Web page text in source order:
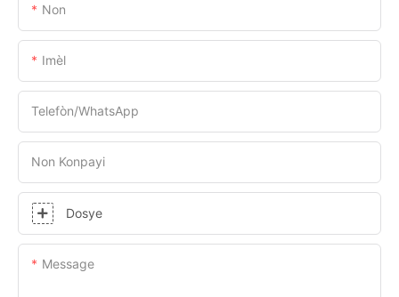
Non
Imèl
Telefòn/WhatsApp
Non Konpayi
Dosye
Message